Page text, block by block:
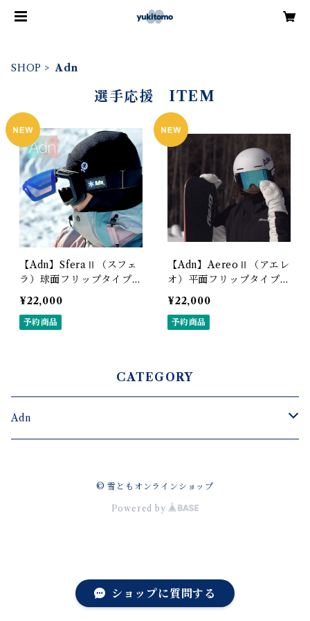
SHOP Adn
選手応援 ITEM
【Adn】SferaⅡ（スフェ
ラ）球面フリップタイプ
スノーゴーグル26-27 曇
りに強い|調光レンズ | 雪
とも公式【アスリート支
¥22,000
予約商品
【Adn】AereoⅡ（アエレ
オ）平面フリップタイプ
スノーゴーグル26-27 曇
りに強い|調光レンズ | 雪
とも公式【アスリート支
¥22,000
予約商品
CATEGORY
Adn
© 雪ともオンラインショップ
Powered by
ショップに質問する